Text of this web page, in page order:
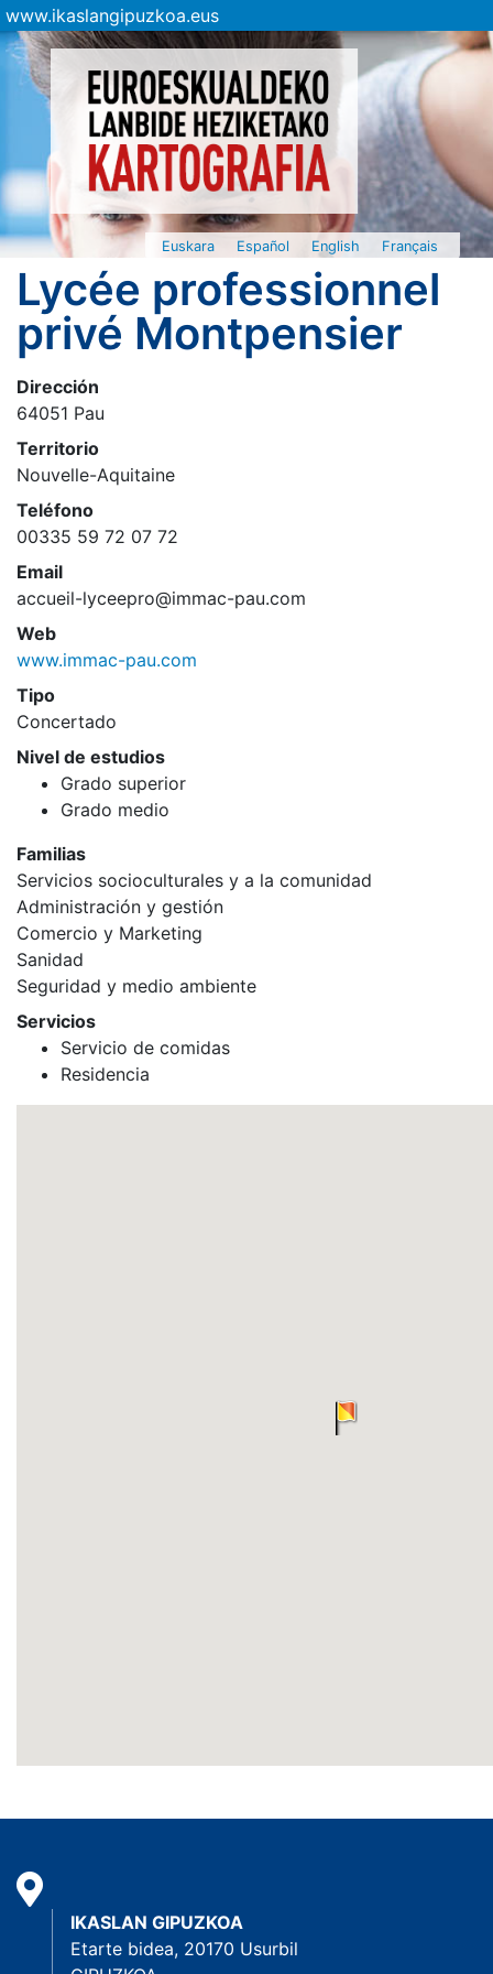
www.ikaslangipuzkoa.eus
Euskara Español English Français
Lycée professionnel
privé Montpensier
Dirección
64051 Pau
Territorio
Nouvelle-Aquitaine
Teléfono
00335 59 72 07 72
Email
accueil-lyceepro@immac-pau.com
Web
www.immac-pau.com
Tipo
Concertado
Nivel de estudios
Grado superior
Grado medio
Familias
Servicios socioculturales y a la comunidad
Administración y gestión
Comercio y Marketing
Sanidad
Seguridad y medio ambiente
Servicios
Servicio de comidas
Residencia
IKASLAN GIPUZKOA
Etarte bidea, 20170 Usurbil